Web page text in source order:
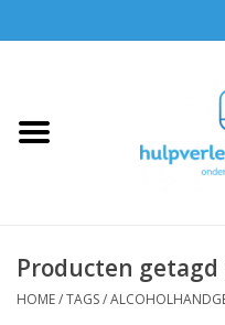
EHBO
Producten
HOME/TAGS/